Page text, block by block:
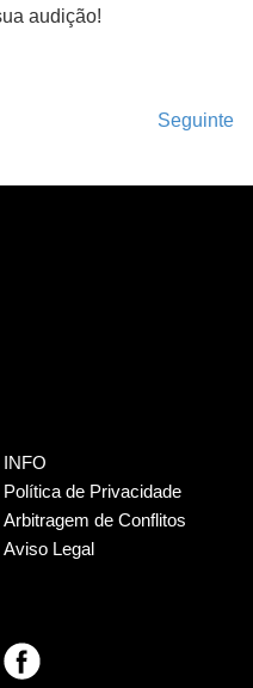
audição!
Seguinte
INFO
Política de Privacidade
Arbitragem de Conflitos
Aviso Legal